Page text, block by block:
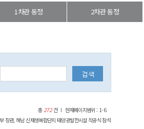
1차관 동정 2차관 동정
총272건 현재페이지범위 : 1-6